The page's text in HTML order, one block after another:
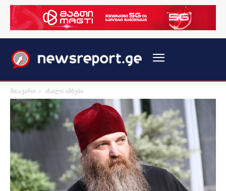
მთავარი ახალი ამბები